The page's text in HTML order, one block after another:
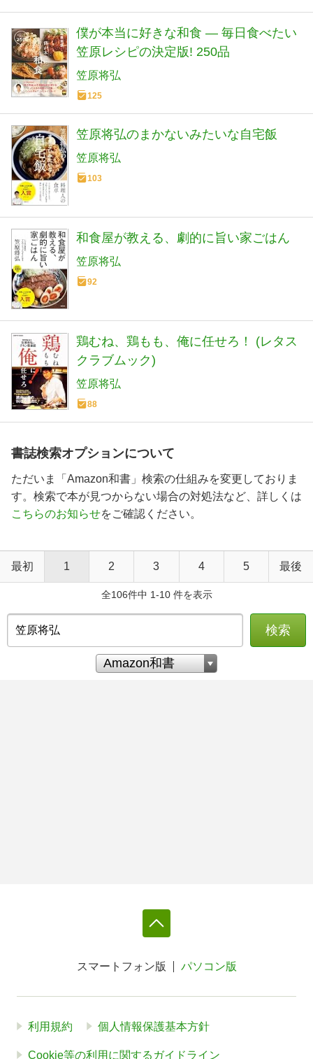
僕が本当に好きな和食 ― 毎日食べたい
笠原レシピの決定版! 250品
笠原将弘
125
笠原将弘のまかないみたいな自宅飯
笠原将弘
103
和食屋が教える、劇的に旨い家ごはん
笠原将弘
92
鶏むね、鶏もも、俺に任せろ！ (レタス
クラブムック)
笠原将弘
88
書誌検索オプションについて
ただいま「Amazon和書」検索の仕組みを変更しておりま
す。検索で本が見つからない場合の対処法など、詳しくは
こちらのお知らせをご確認ください。
最初 1 2 3 4 5 最後
全106件中 1-10 件を表示
検索
スマートフォン版 パソコン版
利用規約 個人情報保護基本方針
Cookie等の利用に関するガイドライン